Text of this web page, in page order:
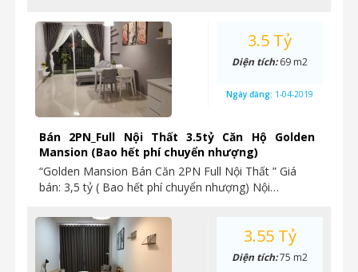
Bán 2PN_Full Nội Thất 3.5tỷ Căn Hộ Golden
Mansion (Bao hết phí chuyển nhượng)
“Golden Mansion Bán Căn 2PN Full Nội Thất ” Giá
bán: 3,5 tỷ ( Bao hết phí chuyển nhượng) Nội…
3.5 Tỷ
Diện tích:69 m2
Ngày đăng: 1-04-2019
3.55 Tỷ
Diện tích:75 m2